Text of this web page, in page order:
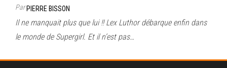
ParPIERRE BISSON
Il ne manquait plus que lui !! Lex Luthor débarque enfin dans
le monde de Supergirl. Et il n’est pas…